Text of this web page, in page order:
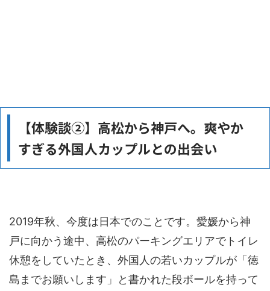
【体験談②】高松から神戸へ。爽やか
すぎる外国人カップルとの出会い
2019年秋、今度は日本でのことです。愛媛から神
戸に向かう途中、高松のパーキングエリアでトイレ
休憩をしていたとき、外国人の若いカップルが「徳
島までお願いします」と書かれた段ボールを持って